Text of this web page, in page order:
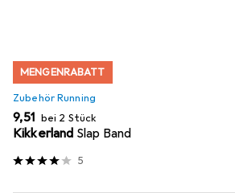
MENGENRABATT
Zubehör Running
EUR
9,51 bei 2 Stück
Kikkerland Slap Band
5